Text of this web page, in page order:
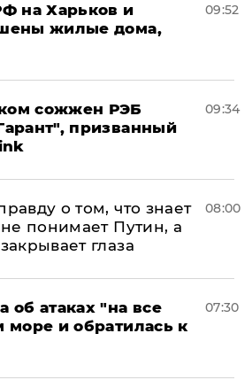
на Харьков и
жилые дома,
09:52
сожжен РЭБ
призванный
09:34
о том, что знает
понимает Путин, а
глаза
08:00
об атаках "на все
море и обратилась к
07:30